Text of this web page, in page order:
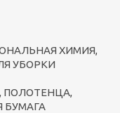
ХИМИЯ,
УБОРКИ
ПОЛОТЕНЦА,
БУМАГА